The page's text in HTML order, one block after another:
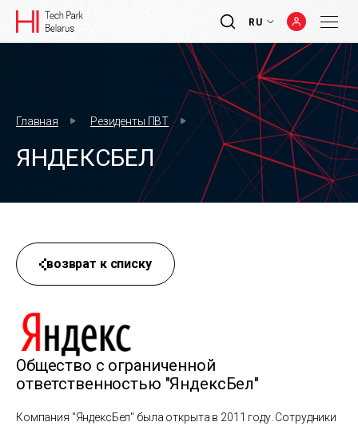
RU
Главная Резиденты ПВТ
ЯНДЕКСБЕЛ
Общество с ограниченной
ответственностью "ЯндексБел"
Компания "ЯндексБел" была открыта в 2011 году. Сотрудники
возврат к списку